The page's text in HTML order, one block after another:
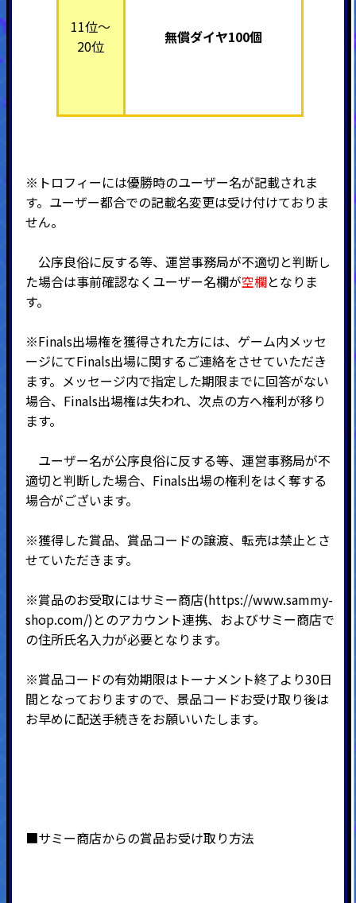
11位～
20位
無償ダイヤ100個
※トロフィーには優勝時のユーザー名が記載されま
す。 ユーザー都合での記載名変更は受け付けておりま
せん。
公序良俗に反する等、運営事務局が不適切と判断し
た場合は事前確認なくユーザー名欄が空欄となりま
す。
※Finals出場権を獲得された方には、ゲーム内メッセ
ージにてFinals出場に関するご連絡をさせていただき
ます。メッセージ内で指定した期限までに回答がない
場合、Finals出場権は失われ、次点の方へ権利が移り
ます。
ユーザー名が公序良俗に反する等、運営事務局が不
適切と判断した場合、Finals出場の権利をはく奪する
場合がございます。
※獲得した賞品、賞品コードの譲渡、転売は禁止とさ
せていただきます。
※賞品のお受取にはサミー商店(https://www.sammy-
shop.com/)とのアカウント連携、およびサミー商店で
の住所氏名入力が必要となります。
※賞品コードの有効期限はトーナメント終了より30日
間となっておりますので、景品コードお受け取り後は
お早めに配送手続きをお願いいたします。
■サミー商店からの賞品お受け取り方法